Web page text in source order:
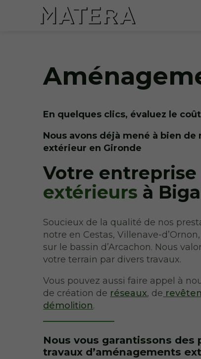
En quelques clics, évaluez le
Nous avons déjà mené à bien
extérieur en Gironde
Votre entreprise
extérieurs à
Soucieux de la qualité de nos
notre en Cestas, Villenave-
sur le bassin d’Arcachon. Nous
votre terrain par divers travaux.
Vous pouvez aussi faire appel à
de création de réseaux, de
démolition.
Nous vous garantissons
travaux d’aménagements